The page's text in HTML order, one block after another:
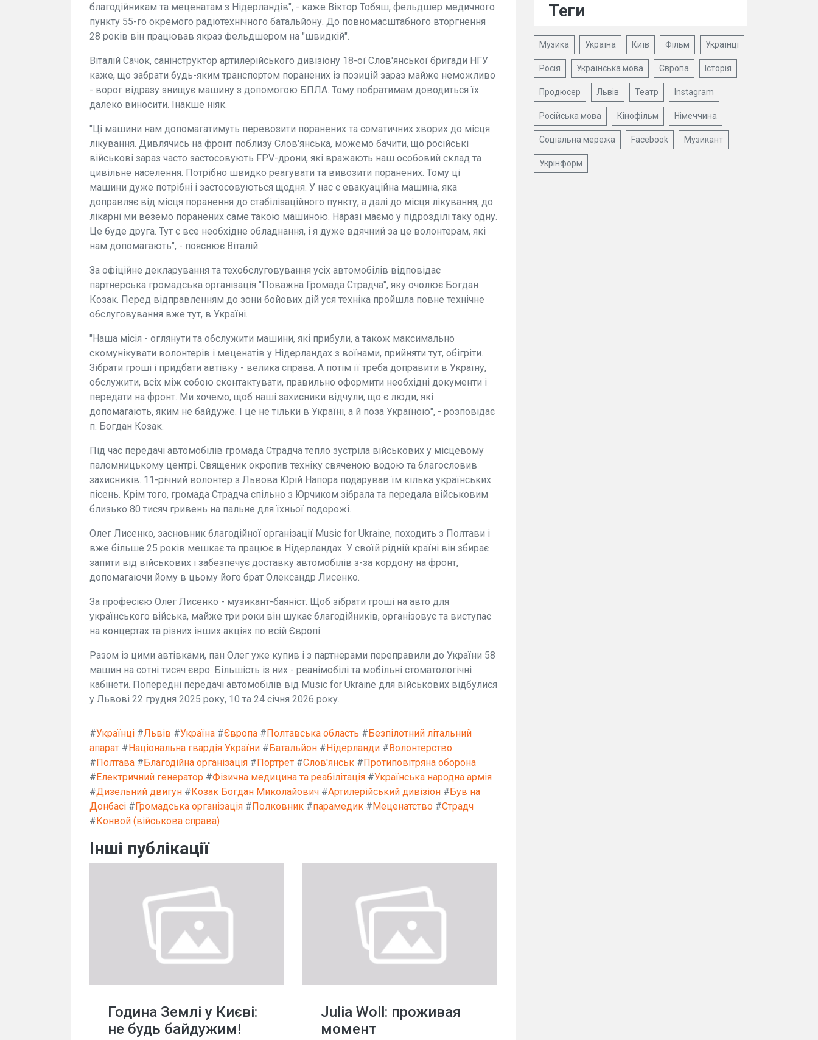
благодійникам та меценатам з Нідерландів", - каже Віктор Тобяш, фельдшер медичного
пункту 55-го окремого радіотехнічного батальйону. До повномасштабного вторгнення
28 років він працював якраз фельдшером на "швидкій".
Віталій Сачок, санінструктор артилерійського дивізіону 18-ої Слов'янської бригади НГУ
каже, що забрати будь-яким транспортом поранених із позицій зараз майже неможливо
- ворог відразу знищує машину з допомогою БПЛА. Тому побратимам доводиться їх
далеко виносити. Інакше ніяк.
"Ці машини нам допомагатимуть перевозити поранених та соматичних хворих до місця
лікування. Дивлячись на фронт поблизу Слов'янська, можемо бачити, що російські
військові зараз часто застосовують FPV-дрони, які вражають наш особовий склад та
цивільне населення. Потрібно швидко реагувати та вивозити поранених. Тому ці
машини дуже потрібні і застосовуються щодня. У нас є евакуаційна машина, яка
доправляє від місця поранення до стабілізаційного пункту, а далі до місця лікування, до
лікарні ми веземо поранених саме такою машиною. Наразі маємо у підрозділі таку одну.
Це буде друга. Тут є все необхідне обладнання, і я дуже вдячний за це волонтерам, які
нам допомагають", - пояснює Віталій.
За офіційне декларування та техобслуговування усіх автомобілів відповідає
партнерська громадська організація "Поважна Громада Страдча", яку очолює Богдан
Козак. Перед відправленням до зони бойових дій уся техніка пройшла повне технічне
обслуговування вже тут, в Україні.
"Наша місія - оглянути та обслужити машини, які прибули, а також максимально
скомунікувати волонтерів і меценатів у Нідерландах з воїнами, прийняти тут, обігріти.
Зібрати гроші і придбати автівку - велика справа. А потім її треба доправити в Україну,
обслужити, всіх між собою сконтактувати, правильно оформити необхідні документи і
передати на фронт. Ми хочемо, щоб наші захисники відчули, що є люди, які
допомагають, яким не байдуже. І це не тільки в Україні, а й поза Україною", - розповідає
п. Богдан Козак.
Під час передачі автомобілів громада Страдча тепло зустріла військових у місцевому
паломницькому центрі. Священик окропив техніку свяченою водою та благословив
захисників. 11-річний волонтер з Львова Юрій Напора подарував їм кілька українських
пісень. Крім того, громада Страдча спільно з Юрчиком зібрала та передала військовим
близько 80 тисяч гривень на пальне для їхньої подорожі.
Олег Лисенко, засновник благодійної організації Music for Ukraine, походить з Полтави і
вже більше 25 років мешкає та працює в Нідерландах. У своїй рідній країні він збирає
запити від військових і забезпечує доставку автомобілів з-за кордону на фронт,
допомагаючи йому в цьому його брат Олександр Лисенко.
За професією Олег Лисенко - музикант-баяніст. Щоб зібрати гроші на авто для
українського війська, майже три роки він шукає благодійників, організовує та виступає
на концертах та різних інших акціях по всій Європі.
Разом із цими автівками, пан Олег уже купив і з партнерами переправили до України 58
машин на сотні тисяч євро. Більшість із них - реанімобілі та мобільні стоматологічні
кабінети. Попередні передачі автомобілів від Music for Ukraine для військових відбулися
у Львові 22 грудня 2025 року, 10 та 24 січня 2026 року.
#Українці #Львів #Україна #Європа #Полтавська область #Безпілотний літальний
апарат #Національна гвардія України #Батальйон #Нідерланди #Волонтерство
#Полтава #Благодійна організація #Портрет #Слов'янськ #Протиповітряна оборона
#Електричний генератор #Фізична медицина та реабілітація #Українська народна армія
#Дизельний двигун #Козак Богдан Миколайович #Артилерійський дивізіон #Був на
Донбасі #Громадська організація #Полковник #парамедик #Меценатство #Страдч
#Конвой (військова справа)
Інші публікації
Година Землі у Києві:
не будь байдужим!
Julia Woll: проживая
момент
Теги
Музика Україна Київ Фільм Українці
Росія Українська мова Європа Історія
Продюсер Львів Театр Instagram
Російська мова Кінофільм Німеччина
Соціальна мережа Facebook Музикант
Укрінформ